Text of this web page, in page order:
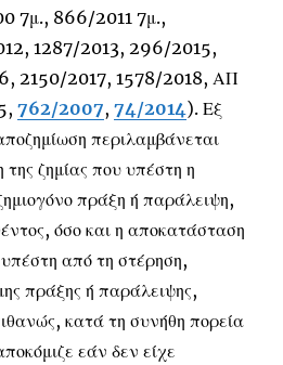
7μ., 866/2011 7μ.,
1287/2013, 296/2015,
2150/2017, 1578/2018, ΑΠ
762/2007,74/2014). Εξ
περιλαμβάνεται
ζημίας που υπέστη η
πράξη ή παράλειψη,
όσο και η αποκατάσταση
από τη στέρηση,
πράξης ή παράλειψης,
κατά τη συνήθη πορεία
εάν δεν είχε